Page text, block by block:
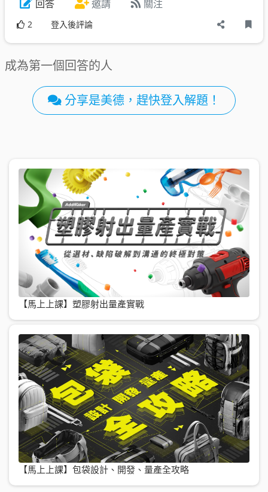
回答 邀請 關注
2 登入後評論
成為第一個回答的人
分享是美德，趕快登入解題！
【馬上上課】塑膠射出量產實戰
【馬上上課】包袋設計、開發、量產全攻略